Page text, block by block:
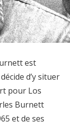
est
d’y situer
pour Los
Burnett
et de ses